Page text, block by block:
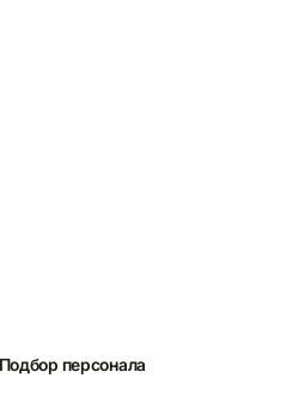
Подбор персонала